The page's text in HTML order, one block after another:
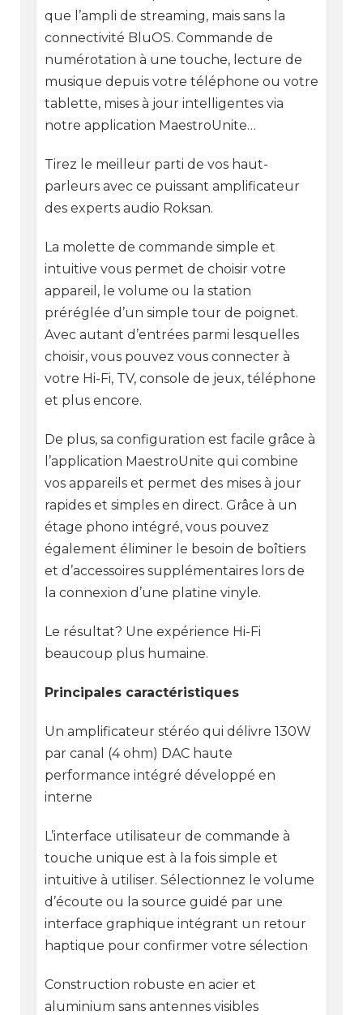
que l’ampli de streaming, mais sans la
connectivité BluOS. Commande de
numérotation à une touche, lecture de
musique depuis votre téléphone ou votre
tablette, mises à jour intelligentes via
notre application MaestroUnite…
Tirez le meilleur parti de vos haut-
parleurs avec ce puissant amplificateur
des experts audio Roksan.
La molette de commande simple et
intuitive vous permet de choisir votre
appareil, le volume ou la station
préréglée d’un simple tour de poignet.
Avec autant d’entrées parmi lesquelles
choisir, vous pouvez vous connecter à
votre Hi-Fi, TV, console de jeux, téléphone
et plus encore.
De plus, sa configuration est facile grâce à
l’application MaestroUnite qui combine
vos appareils et permet des mises à jour
rapides et simples en direct. Grâce à un
étage phono intégré, vous pouvez
également éliminer le besoin de boîtiers
et d’accessoires supplémentaires lors de
la connexion d’une platine vinyle.
Le résultat? Une expérience Hi-Fi
beaucoup plus humaine.
Principales caractéristiques
Un amplificateur stéréo qui délivre 130W
par canal (4 ohm) DAC haute
performance intégré développé en
interne
L’interface utilisateur de commande à
touche unique est à la fois simple et
intuitive à utiliser. Sélectionnez le volume
d’écoute ou la source guidé par une
interface graphique intégrant un retour
haptique pour confirmer votre sélection
Construction robuste en acier et
aluminium sans antennes visibles